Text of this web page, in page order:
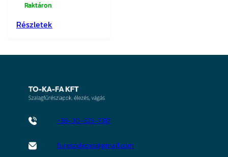
Raktáron
Részletek
+36-30-323-7317
fureszelezes@gmail.com